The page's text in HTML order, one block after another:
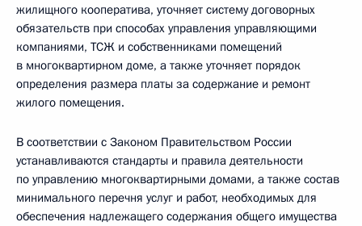
жилищного кооператива, уточняет систему договорных
обязательств при способах управления управляющими
компаниями, ТСЖ и собственниками помещений
в многоквартирном доме, а также уточняет порядок
определения размера платы за содержание и ремонт
жилого помещения.
В соответствии с Законом Правительством России
устанавливаются стандарты и правила деятельности
по управлению многоквартирными домами, а также состав
минимального перечня услуг и работ, необходимых для
обеспечения надлежащего содержания общего имущества